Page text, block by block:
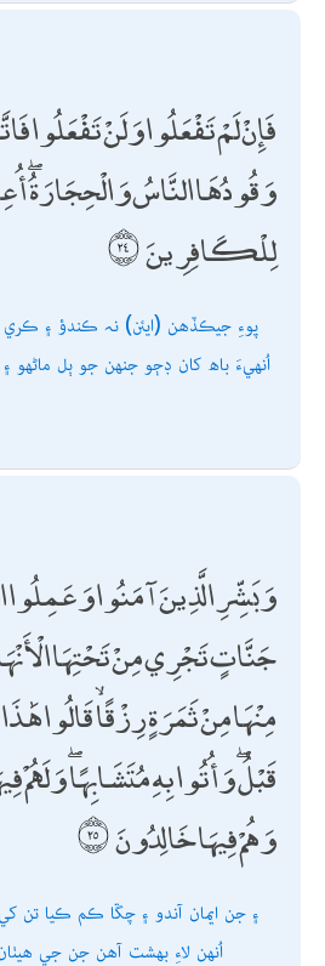
فَإِنْ لَمْ تَفْعَلُوا وَلَنْ تَفْعَلُوا
وَقُودُهَا النَّاسُ وَالْحِجَارَةُ
لِلْكَافِرِينَ
پوءِ جيڪڏھن (ايئن) نہ ڪندؤ ۽
اُنھيءَ باھ کان ڊڄو جنھن جو ٻل ماڻھو
وَبَشِّرِ الَّذِينَ آمَنُوا وَعَمِلُوا
جَنَّاتٍ تَجْرِي مِنْ تَحْتِهَا
مِنْهَا مِنْ ثَمَرَةٍ رِزْقًا ۙ قَالُوا
قَبْلُ ۖ وَأُتُوا بِهِ مُتَشَابِهًا
وَهُمْ فِيهَا خَالِدُونَ
۽ جن ايمان آندو ۽ چڱا ڪم ڪيا تن
اُنھن لاءِ بھشت آھن جن جي